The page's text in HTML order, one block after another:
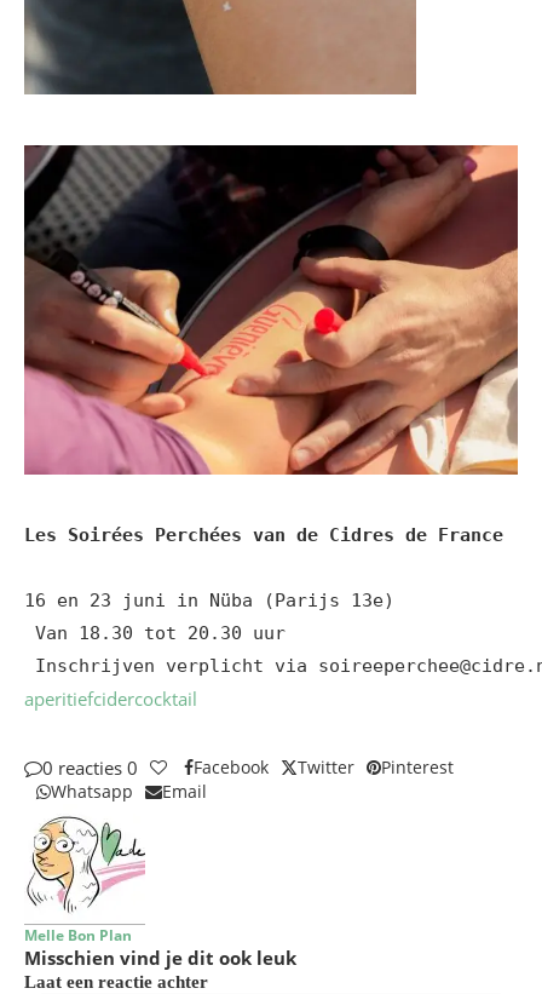
Les Soirées Perchées van de Cidres de France
16 en 23 juni in Nüba (Parijs 13e)
Van 18.30 tot 20.30 uur
Inschrijven verplicht via
aperitiefcidercocktail
0 reacties 0 Facebook Twitter
Pinterest
Whatsapp
Email
Melle Bon Plan
Misschien vind je dit ook leuk
Laat een reactie achter